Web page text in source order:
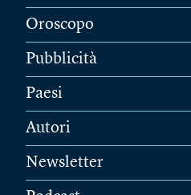
Oroscopo
Pubblicità
Paesi
Autori
Newsletter